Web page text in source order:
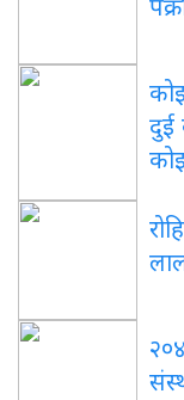
दुई